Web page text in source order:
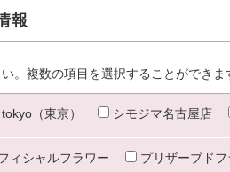
報
。複数の項目を選択することができま
（東京） シモジマ名古屋店
ィシャルフラワー プリザーブドフ